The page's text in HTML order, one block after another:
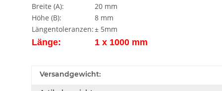
Breite (A):
20 mm
Höhe (B):
8 mm
Längentoleranzen:± 5mm
Länge: 1 x 1000 mm
Versandgewicht: